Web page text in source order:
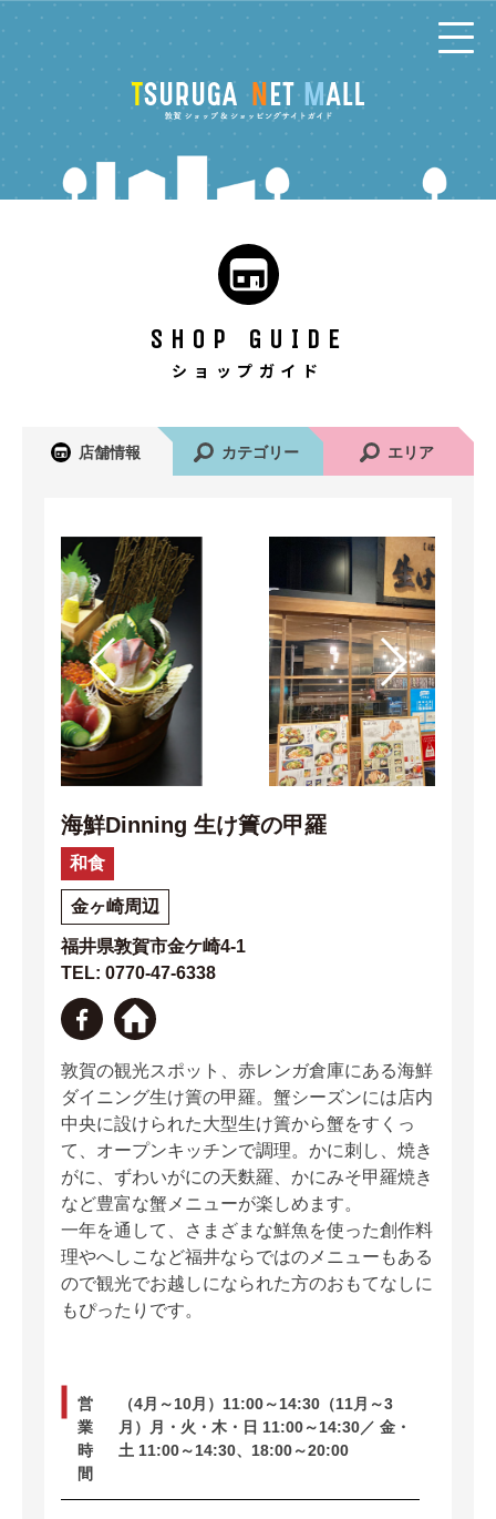
コ
ン
テ
ン
ツ
へ
SHOP GUIDE
ショップガイド
店舗情報 カテゴリー エリア
海鮮Dinning 生け簀の甲羅
和食
金ヶ崎周辺
福井県敦賀市金ケ崎4-1
TEL: 0770-47-6338
敦賀の観光スポット、赤レンガ倉庫にある海鮮
ダイニング生け簀の甲羅。蟹シーズンには店内
中央に設けられた大型生け簀から蟹をすくっ
て、オープンキッチンで調理。かに刺し、焼き
がに、ずわいがにの天麩羅、かにみそ甲羅焼き
など豊富な蟹メニューが楽しめます。
一年を通して、さまざまな鮮魚を使った創作料
理やへしこなど福井ならではのメニューもある
ので観光でお越しになられた方のおもてなしに
もぴったりです。
営
業
時
間
（4月～10月）11:00～14:30（11月～3
月）月・火・木・日 11:00～14:30／ 金・
土 11:00～14:30、18:00～20:00